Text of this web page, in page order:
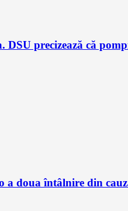
DSU precizează că
a doua întâlnire din